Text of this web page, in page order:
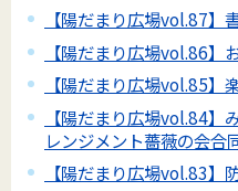
【陽だまり広場vol.87】
【陽だまり広場vol.86】
【陽だまり広場vol.85】
【陽だまり広場vol.84】
レンジメント薔薇の会合
【陽だまり広場vol.83】